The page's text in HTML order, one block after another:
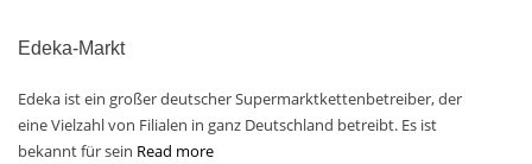
Edeka-Markt
Edeka ist ein großer deutscher Supermarktkettenbetreiber, der
eine Vielzahl von Filialen in ganz Deutschland betreibt. Es ist
bekannt für sein Read more